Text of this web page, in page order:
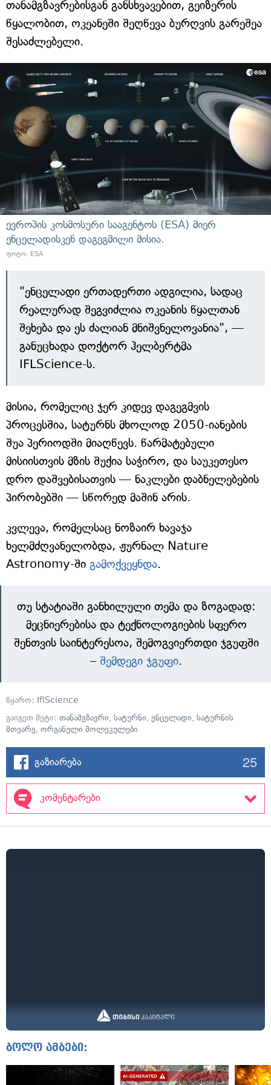
თანამგზავრებისგან განსხვავებით, გეიზერის
წყალობით, ოკეანეში შეღწევა ბურღვის გარეშეა
შესაძლებელი.
ევროპის კოსმოსური სააგენტოს (ESA) მიერ
ენცელადისკენ დაგეგმილი მისია.
ფოტო: ESA
"ენცელადი ერთადერთი ადგილია, სადაც
რეალურად შეგვიძლია ოკეანის წყალთან
შეხება და ეს ძალიან მნიშვნელოვანია", —
განუცხადა დოქტორ ჰელბერტმა
IFLScience-ს.
მისია, რომელიც ჯერ კიდევ დაგეგმვის
პროცესშია, სატურნს მხოლოდ 2050-იანების
შუა პერიოდში მიაღწევს. წარმატებული
მისიისთვის მზის შუქია საჭირო, და საუკეთესო
დრო დაშვებისათვის — ნაკლები დაბნელებების
პირობებში — სწორედ მაშინ არის.
კვლევა, რომელსაც ნოზაირ ხავაჯა
ხელმძღვანელობდა, ჟურნალ Nature
Astronomy-ში გამოქვეყნდა.
თუ სტატიაში განხილული თემა და ზოგადად:
მეცნიერებისა და ტექნოლოგიების სფერო
შენთვის საინტერესოა, შემოგვიერთდი ჯგუფში
– შემდეგი ჯგუფი.
წყარო: IflScience
გაიგეთ მეტი: თანამგზავრი, სატურნი, ენცელადი, სატურნის
მთვარე, ორგანული მოლეკულები
გაზიარება 25
კომენტარები
ბოლო ამბები: